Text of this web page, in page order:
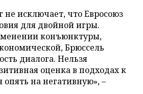
не исключает, что Евросоюз
для двойной игры.
конъюнктуры,
Брюссель
диалога. Нельзя
оценка в подходах к
опять на негативную», –